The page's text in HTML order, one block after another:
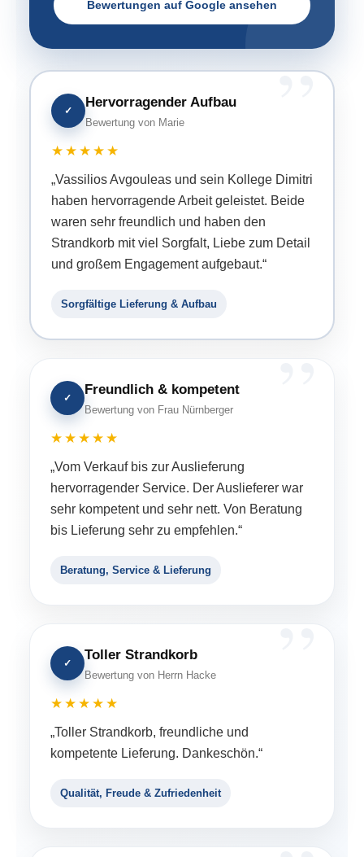
Bewertungen auf Google ansehen
✓
Hervorragender Aufbau
Bewertung von Marie
★★★★★
„Vassilios Avgouleas und sein Kollege Dimitri
haben hervorragende Arbeit geleistet. Beide
waren sehr freundlich und haben den
Strandkorb mit viel Sorgfalt, Liebe zum Detail
und großem Engagement aufgebaut.“
Sorgfältige Lieferung & Aufbau
✓
Freundlich & kompetent
Bewertung von Frau Nürnberger
★★★★★
„Vom Verkauf bis zur Auslieferung
hervorragender Service. Der Auslieferer war
sehr kompetent und sehr nett. Von Beratung
bis Lieferung sehr zu empfehlen.“
Beratung, Service & Lieferung
✓
Toller Strandkorb
Bewertung von Herrn Hacke
★★★★★
„Toller Strandkorb, freundliche und
kompetente Lieferung. Dankeschön.“
Qualität, Freude & Zufriedenheit